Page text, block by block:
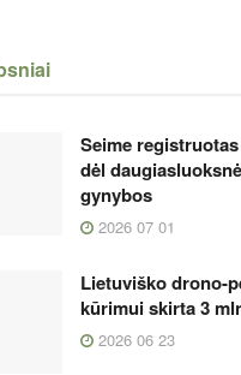
Seime
dėl
gynybos
2026 07 01
Lietuviško drono-
kūrimui skirta 3
2026 06 23